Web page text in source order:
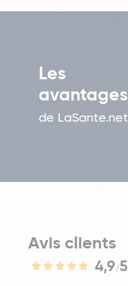
Les
avantages
de LaSante.net
Avis clients
4,9/5